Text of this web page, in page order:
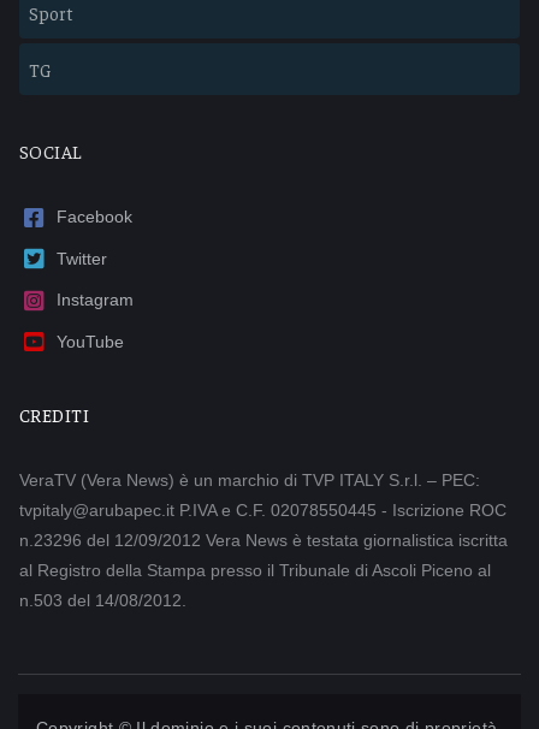
Sport
TG
SOCIAL
Facebook
Twitter
Instagram
YouTube
CREDITI
VeraTV (Vera News) è un marchio di TVP ITALY S.r.l. – PEC:
tvpitaly@arubapec.it P.IVA e C.F. 02078550445 - Iscrizione ROC
n.23296 del 12/09/2012 Vera News è testata giornalistica iscritta
al Registro della Stampa presso il Tribunale di Ascoli Piceno al
n.503 del 14/08/2012.